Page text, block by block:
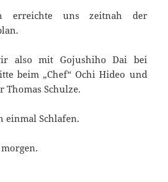
erreichte uns zeitnah der
also mit Gojushiho Dai bei
beim „Chef“ Ochi Hideo und
Thomas Schulze.
einmal Schlafen.